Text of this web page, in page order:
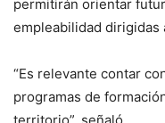
permitirán orientar
empleabilidad dirigidas
“Es relevante contar
programas de
territorio”, señaló.